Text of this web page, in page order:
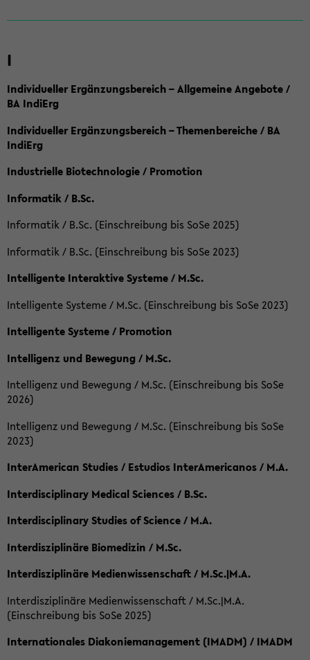
I
Individueller Ergänzungsbereich – Allgemeine Angebote /
BA IndiErg
Individueller Ergänzungsbereich – Themenbereiche / BA
IndiErg
Industrielle Biotechnologie / Promotion
Informatik / B.Sc.
Informatik / B.Sc. (Einschreibung bis SoSe 2025)
Informatik / B.Sc. (Einschreibung bis SoSe 2023)
Intelligente Interaktive Systeme / M.Sc.
Intelligente Systeme / M.Sc. (Einschreibung bis SoSe 2023)
Intelligente Systeme / Promotion
Intelligenz und Bewegung / M.Sc.
Intelligenz und Bewegung / M.Sc. (Einschreibung bis SoSe
2026)
Intelligenz und Bewegung / M.Sc. (Einschreibung bis SoSe
2023)
InterAmerican Studies / Estudios InterAmericanos / M.A.
Interdisciplinary Medical Sciences / B.Sc.
Interdisciplinary Studies of Science / M.A.
Interdisziplinäre Biomedizin / M.Sc.
Interdisziplinäre Medienwissenschaft / M.Sc.|M.A.
Interdisziplinäre Medienwissenschaft / M.Sc.|M.A.
(Einschreibung bis SoSe 2025)
Internationales Diakoniemanagement (IMADM) / IMADM